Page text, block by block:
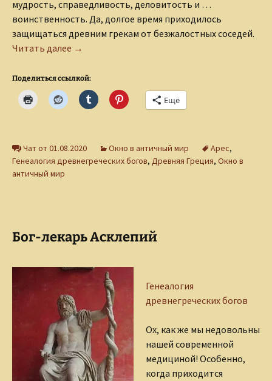
мудрость, справедливость, деловитость и …
воинственность. Да, долгое время приходилось
защищаться древним грекам от безжалостных соседей.
Читать далее Бог войны Арес
→
Поделиться ссылкой:
Ещё
Чат от 01.08.2020 Окно в античный мир Арес,
Генеалогия древнегреческих богов, Древняя Греция, Окно в
античный мир
Бог-лекарь Асклепий
Генеалогия
древнегреческих богов
Ох, как же мы недовольны
нашей современной
медициной! Особенно,
когда приходится